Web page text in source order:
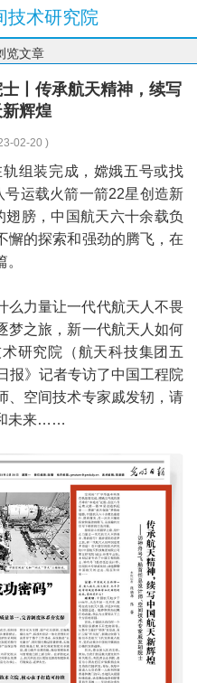
技术研究院
览文章
丨传承航天精神，续写
辉煌
02-20 )
轨组装完成，嫦娥五号或找
号运载火箭一箭22星创造新
膀，中国航天六十余载负
懈的探索和强劲的腾飞，在
么力量让一代代航天人不畏
梦之旅，新一代航天人如何
研究院（航天科技集团五
报》记者专访了中国工程院
、空间技术专家戚发轫，请
未来……